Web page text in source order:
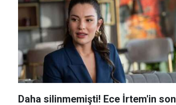
Daha silinmemişti! Ece İrtem'in son